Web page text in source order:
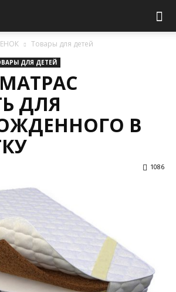
Товары для детей
ДЛЯ ДЕТЕЙ
ДЛЯ
В
1086